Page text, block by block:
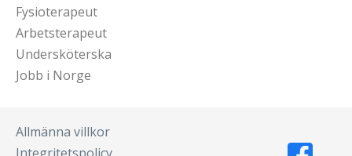
Fysioterapeut
Arbetsterapeut
Undersköterska
Jobb i Norge
Allmänna villkor
Integritetspolicy